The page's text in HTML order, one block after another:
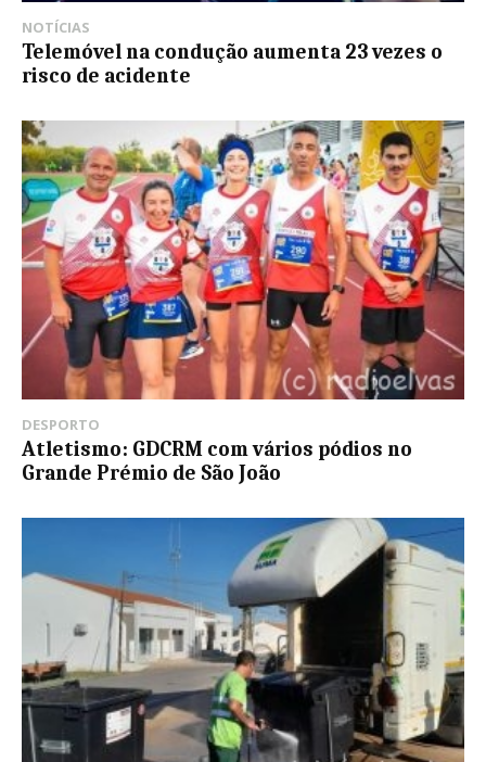
NOTÍCIAS
Telemóvel na condução aumenta 23 vezes o
risco de acidente
DESPORTO
Atletismo: GDCRM com vários pódios no
Grande Prémio de São João